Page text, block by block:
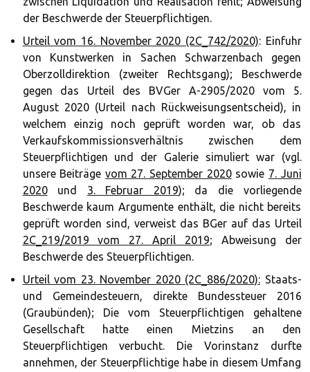
der Beschwerde der Steuerpflichtigen.
Urteil vom 16. November 2020 (2C_742/2020): Einfuhr
von Kunstwerken in Sachen Schwarzenbach gegen
Oberzolldirektion (zweiter Rechtsgang); Beschwerde
gegen das Urteil des BVGer A-2905/2020 vom 5.
August 2020 (Urteil nach Rückweisungsentscheid), in
welchem einzig noch geprüft worden war, ob das
Verkaufskommissionsverhältnis zwischen dem
Steuerpflichtigen und der Galerie simuliert war (vgl.
unsere Beiträge vom 27. September 2020sowie 7. Juni
2020und 3. Februar 2019); da die vorliegende
Beschwerde kaum Argumente enthält, die nicht bereits
geprüft worden sind, verweist das BGer auf das Urteil
2C_219/2019 vom 27. April 2019; Abweisung der
Beschwerde des Steuerpflichtigen.
Urteil vom 23. November 2020 (2C_886/2020): Staats-
und Gemeindesteuern, direkte Bundessteuer 2016
(Graubünden); Die vom Steuerpflichtigen gehaltene
Gesellschaft hatte einen Mietzins an den
Steuerpflichtigen verbucht. Die Vorinstanz durfte
annehmen, der Steuerpflichtige habe in diesem Umfang